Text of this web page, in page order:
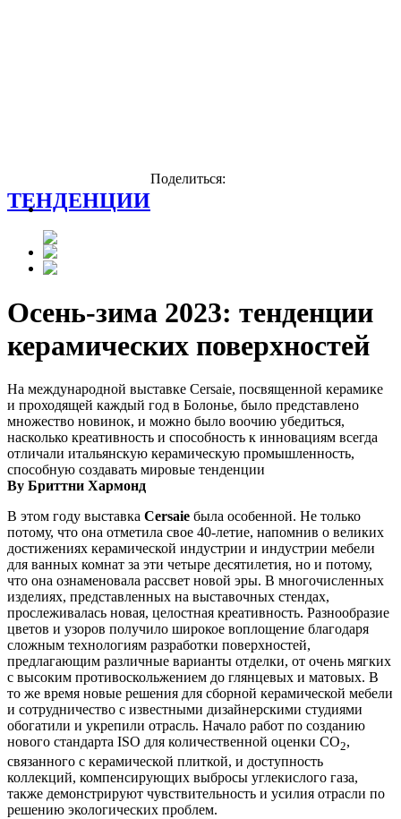
ТЕНДЕНЦИИ
Поделиться:
Осень-зима 2023: тенденции
керамических поверхностей
На международной выставке Cersaie, посвященной керамике
и проходящей каждый год в Болонье, было представлено
множество новинок, и можно было воочию убедиться,
насколько креативность и способность к инновациям всегда
отличали итальянскую керамическую промышленность,
способную создавать мировые тенденции
By Бриттни Хармонд
В этом году выставка Cersaie была особенной. Не только
потому, что она отметила свое 40-летие, напомнив о великих
достижениях керамической индустрии и индустрии мебели
для ванных комнат за эти четыре десятилетия, но и потому,
что она ознаменовала рассвет новой эры. В многочисленных
изделиях, представленных на выставочных стендах,
прослеживалась новая, целостная креативность. Разнообразие
цветов и узоров получило широкое воплощение благодаря
сложным технологиям разработки поверхностей,
предлагающим различные варианты отделки, от очень мягких
с высоким противоскольжением до глянцевых и матовых. В
то же время новые решения для сборной керамической мебели
и сотрудничество с известными дизайнерскими студиями
обогатили и укрепили отрасль. Начало работ по созданию
нового стандарта ISO для количественной оценки CO2,
связанного с керамической плиткой, и доступность
коллекций, компенсирующих выбросы углекислого газа,
также демонстрируют чувствительность и усилия отрасли по
решению экологических проблем.